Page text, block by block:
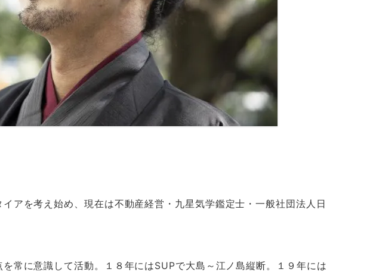
アを考え始め、現在は不動産経営・九星気学鑑定士・一般社団法人日
常に意識して活動。１８年にはSUPで大島～江ノ島縦断。１９年には